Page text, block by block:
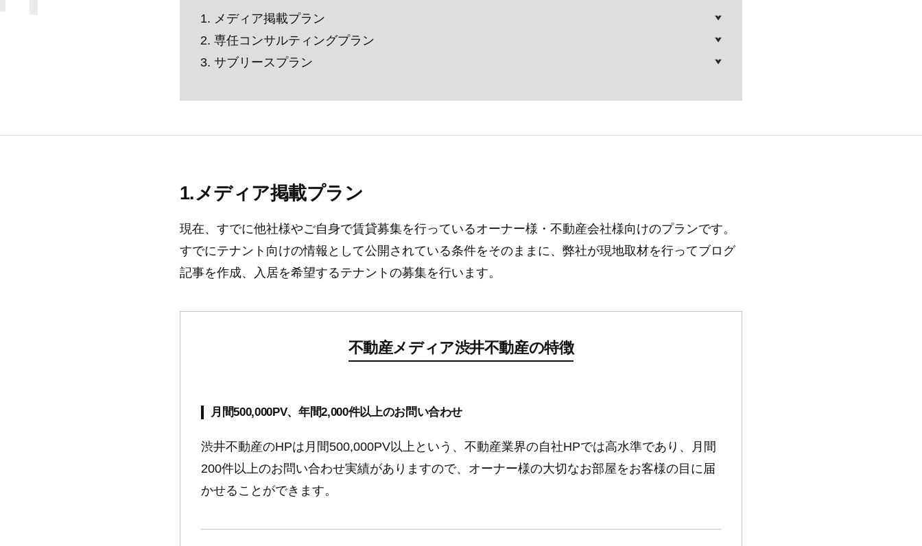
メディア掲載プラン
専任コンサルティングプラン
サブリースプラン
メディア掲載プラン
現在、すでに他社様やご自身で賃貸募集を行っているオーナー様・不動産会社様向けのプランです。
すでにテナント向けの情報として公開されている条件をそのままに、弊社が現地取材を行ってブログ
記事を作成、入居を希望するテナントの募集を行います。
不動産メディア渋井不動産の特徴
月間500,000PV、年間2,000件以上のお問い合わせ
渋井不動産のHPは月間500,000PV以上という、不動産業界の自社HPでは高水準であり、月間
200件以上のお問い合わせ実績がありますので、オーナー様の大切なお部屋をお客様の目に届
かせることができます。